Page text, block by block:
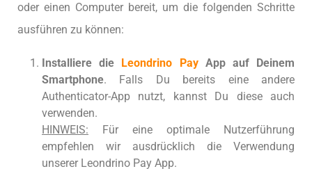
oder einen Computer bereit, um die folgenden Schritte
ausführen zu können:
Installiere die Leondrino PayApp auf Deinem
Smartphone. Falls Du bereits eine andere
Authenticator-App nutzt, kannst Du diese auch
verwenden.
HINWEIS: Für eine optimale Nutzerführung
empfehlen wir ausdrücklich die Verwendung
unserer Leondrino Pay App.